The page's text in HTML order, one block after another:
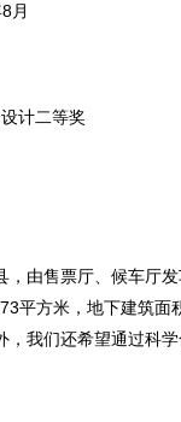
月
计二等奖
由售票厅、候车厅
平方米，地下建筑面
我们还希望通过科